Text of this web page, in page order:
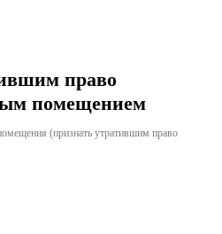
право
помещением
(признать утратившим право